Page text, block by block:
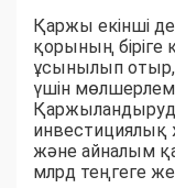
Қаржы екінші
қорының
ұсынылып отыр,
үшін
инвестициялық
және айналым
млрд теңгеге